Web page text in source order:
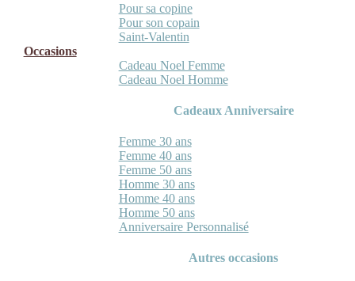
Pour sa copine
Pour son copain
Saint-Valentin
Occasions
Cadeau Noel Femme
Cadeau Noel Homme
Cadeaux Anniversaire
Femme 30 ans
Femme 40 ans
Femme 50 ans
Homme 30 ans
Homme 40 ans
Homme 50 ans
Anniversaire Personnalisé
Autres occasions